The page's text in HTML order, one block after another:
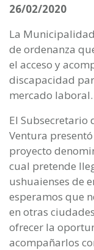
26/02/2020
La
de ordenanza
el acceso y
discapacidad
mercado laboral.
El Subsecretario
Ventura
proyecto
cual pretende
ushuaienses de
esperamos que
en otras
ofrecer la
acompañarlos